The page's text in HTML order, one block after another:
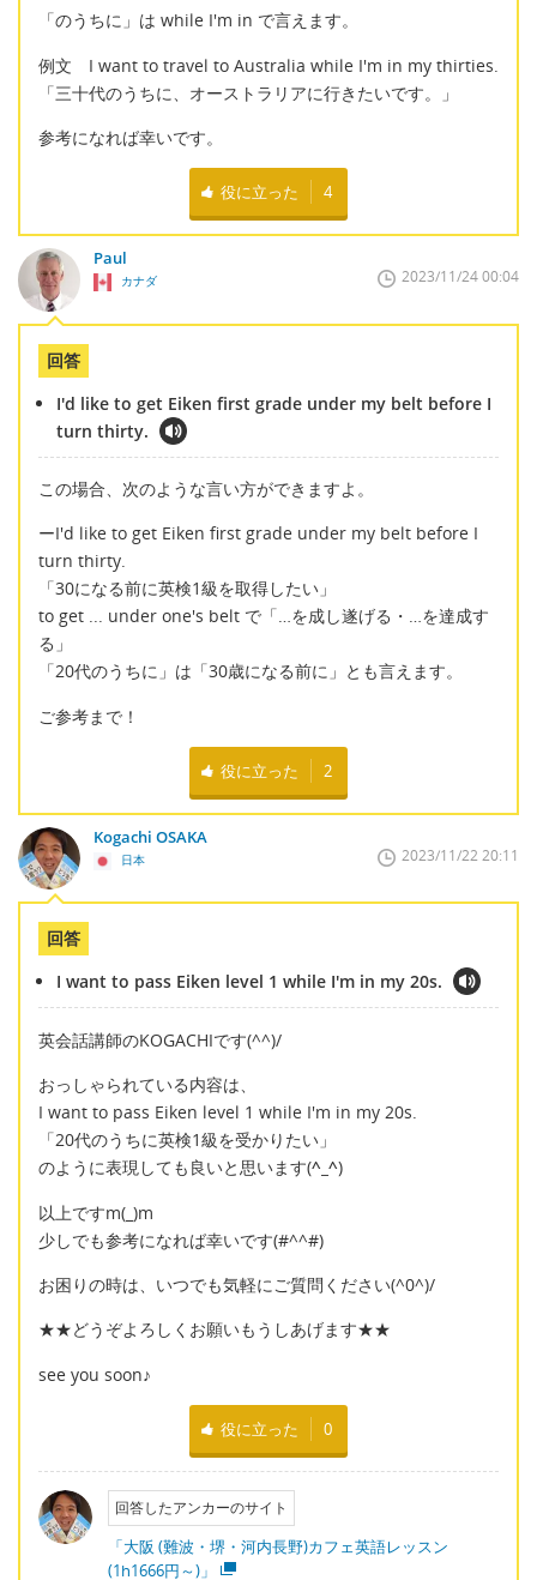
「のうちに」は while I'm in で言えます。
例文 I want to travel to Australia while I'm in my thirties.
「三十代のうちに、オーストラリアに行きたいです。」
参考になれば幸いです。
役に立った 4
Paul
カナダ 2023/11/24 00:04
回答
I'd like to get Eiken first grade under my belt before I
turn thirty.
この場合、次のような言い方ができますよ。
ーI'd like to get Eiken first grade under my belt before I
turn thirty.
「30になる前に英検1級を取得したい」
to get ... under one's belt で「…を成し遂げる・…を達成す
る」
「20代のうちに」は「30歳になる前に」とも言えます。
ご参考まで！
役に立った 2
Kogachi OSAKA
日本 2023/11/22 20:11
回答
I want to pass Eiken level 1 while I'm in my 20s.
英会話講師のKOGACHIです(^^)/
おっしゃられている内容は、
I want to pass Eiken level 1 while I'm in my 20s.
「20代のうちに英検1級を受かりたい」
のように表現しても良いと思います(^_^)
以上ですm(_)m
少しでも参考になれば幸いです(#^^#)
お困りの時は、いつでも気軽にご質問ください(^0^)/
★★どうぞよろしくお願いもうしあげます★★
see you soon♪
役に立った 0
回答したアンカーのサイト
「大阪 (難波・堺・河内長野)カフェ英語レッスン
(1h1666円～)」